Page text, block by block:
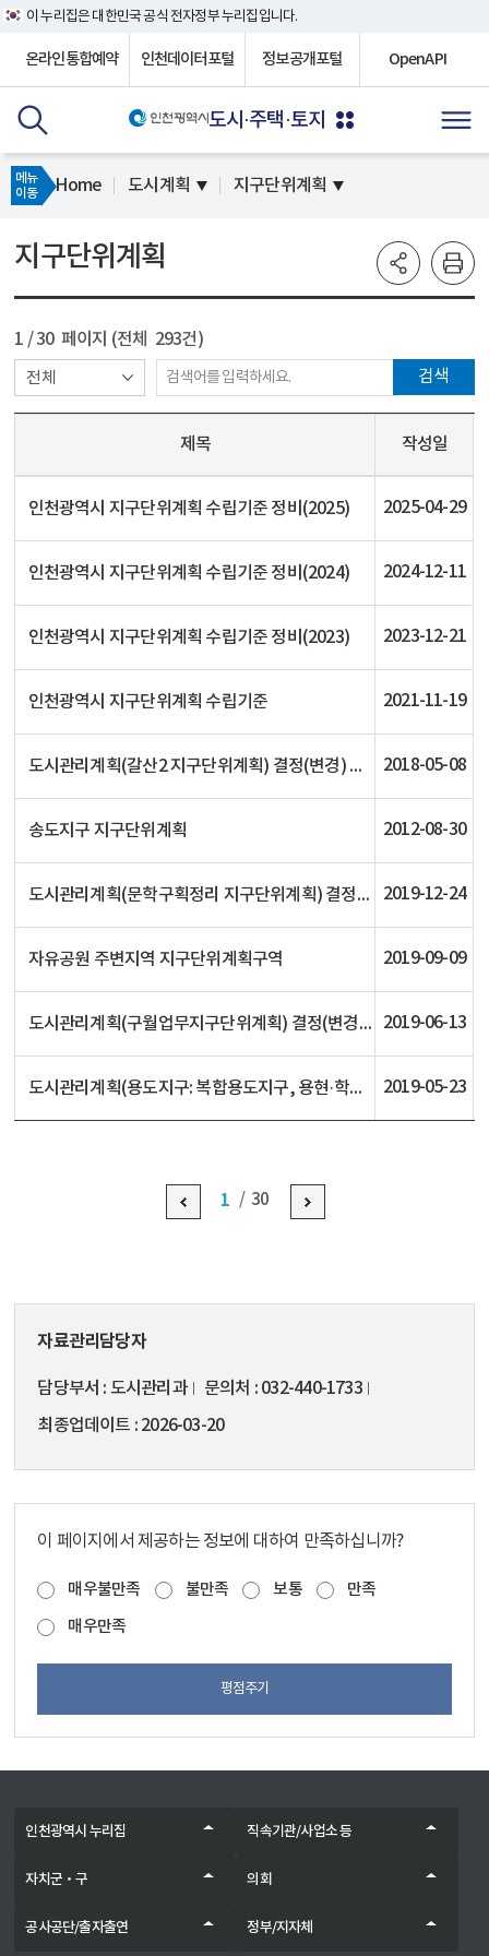
이 누리집은 대한민국 공식 전자정부 누리집입니다.
온라인통합예약 인천데이터포털 정보공개포털 OpenAPI
도시·주택·토지
메뉴
이동
Home 도시계획 지구단위계획
지구단위계획
1 / 30 페이지 (전체 293건)
검색
제목 작성일
인천광역시 지구단위계획 수립기준 정비(2025) 2025-04-29
인천광역시 지구단위계획 수립기준 정비(2024) 2024-12-11
인천광역시 지구단위계획 수립기준 정비(2023) 2023-12-21
인천광역시 지구단위계획 수립기준 2021-11-19
도시관리계획(갈산2 지구단위계획) 결정(변경) 및 지형도면 고시(인천광역시고시 제2018-106호, 2018.5.8.) 2018-05-08
송도지구 지구단위계획 2012-08-30
도시관리계획(문학구획정리 지구단위계획) 결정(변경) 및 지형도면 고시 2019-12-24
자유공원 주변지역 지구단위계획구역 2019-09-09
도시관리계획(구월업무지구단위계획) 결정(변경) 및 지형도면 고시 2019-06-13
도시관리계획(용도지구: 복합용도지구, 용현·학익 2-1블록 도시개발 지구단위계획구역 및 지구단위계획) 결정(변경) 및 지형도면 고시(인고 제2019-116, 2019.5.20.) 2019-05-23
1 30
자료관리담당자
담당부서 도시관리과 문의처
032-440-1733
최종업데이트
2026-03-20
이 페이지에서 제공하는 정보에 대하여 만족하십니까?
매우불만족 불만족 보통
만족
매우만족
평점주기
인천광역시 누리집 직속기관/사업소 등
자치군‧구 의회
공사공단/출자출연 정부/지자체